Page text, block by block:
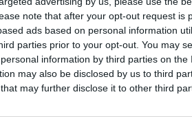
note that after your opt-out request is
ads based on personal information
parties prior to your opt-out. You may
information by third parties on the
may also be disclosed by us to third
that may further disclose it to other third